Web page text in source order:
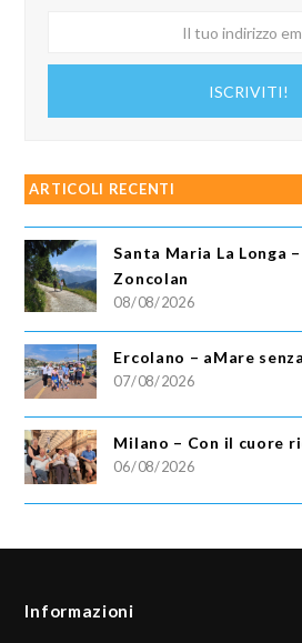
ISCRIVITI!
ARTICOLI RECENTI
Santa Maria La Longa
Zoncolan
08/08/2026
Ercolano – aMare
07/08/2026
Milano – Con il cuore
06/08/2026
Informazioni